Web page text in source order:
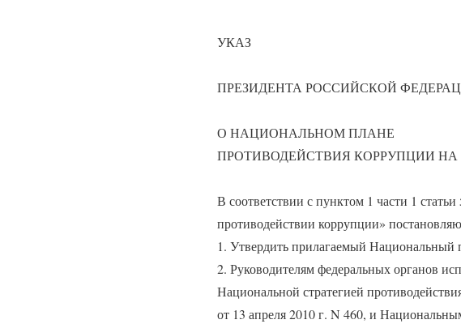
УКАЗ
ПРЕЗИДЕНТА РОССИЙСКОЙ
О НАЦИОНАЛЬНОМ ПЛАНЕ
ПРОТИВОДЕЙСТВИЯ КОРРУПЦИИ НА
В соответствии с пунктом 1 части 1
противодействии коррупции»
1. Утвердить прилагаемый
2. Руководителям федеральных органов
Национальной стратегией
от 13 апреля 2010 г. N 460, и